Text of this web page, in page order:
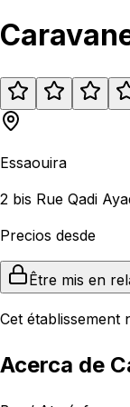
Essaouira
2 bis Rue Qadi
Precios desde
Être mis en
Cet établissement
Acerca de